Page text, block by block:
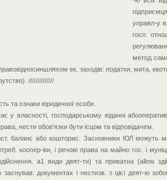
управл-у
госп.
метод
ек. заходів: податки, мита,
//////////////
та ознаки юридичної особи.
у власності, господарському віданні
нести обов'язки бути ісцом та відповідачем.
баланс або кошторис. Засновники ЮЛ можуть
коопер-ви, і речові права на майно гос. і
а1 види деят-ти) та приватна (allow
документах і нестизв. з цієї деят-ю